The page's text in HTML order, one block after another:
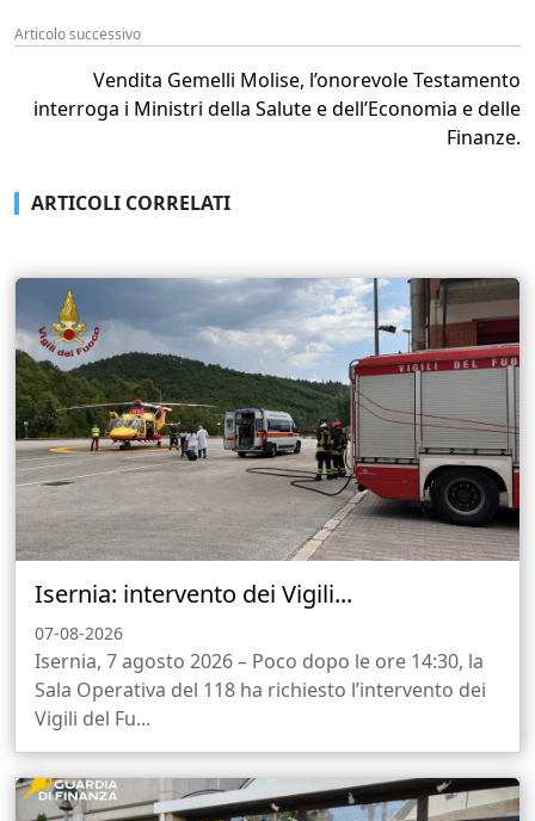
Articolo successivo
Vendita Gemelli Molise, l’onorevole Testamento
interroga i Ministri della Salute e dell’Economia e delle
Finanze.
ARTICOLI CORRELATI
Isernia: intervento dei Vigili...
07-08-2026
Isernia, 7 agosto 2026 – Poco dopo le ore 14:30, la
Sala Operativa del 118 ha richiesto l’intervento dei
Vigili del Fu...